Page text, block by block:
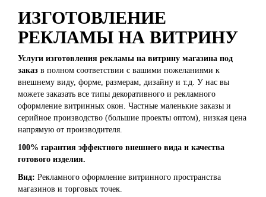
ИЗГОТОВЛЕНИЕ
РЕКЛАМЫ НА ВИТРИНУ
Услуги изготовления рекламы на витрину магазина под
заказ в полном соответствии с вашими пожеланиями к
внешнему виду, форме, размерам, дизайну и т.д. У нас вы
можете заказать все типы декоративного и рекламного
оформление витринных окон. Частные маленькие заказы и
серийное производство (большие проекты оптом), низкая цена
напрямую от производителя.
100% гарантия эффектного внешнего вида и качества
готового изделия.
Вид: Рекламного оформление витринного пространства
магазинов и торговых точек.